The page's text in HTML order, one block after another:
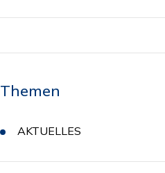
Themen
AKTUELLES